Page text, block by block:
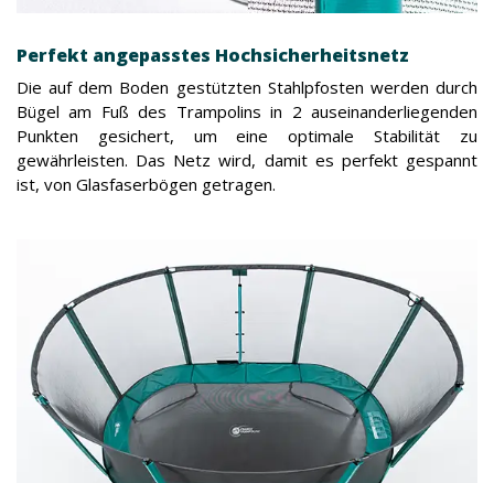
Perfekt angepasstes Hochsicherheitsnetz
Die auf dem Boden gestützten Stahlpfosten werden durch
Bügel am Fuß des Trampolins in 2 auseinanderliegenden
Punkten gesichert, um eine optimale Stabilität zu
gewährleisten. Das Netz wird, damit es perfekt gespannt
ist, von Glasfaserbögen getragen.